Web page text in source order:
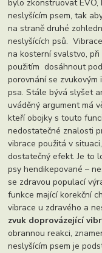
bylo zkonstruovat
neslyšícím psem, tak
na straně druhé
neslyšících psů.
na kosterní svalstvo, při
použitím dosáhnout
porovnání se zvukovým
psa. Stále bývá slyšet
uváděný argument má
kteří obojky s touto
nedostatečné znalosti
vibrace použitá v
dostatečný efekt. Je to
psy hendikepované –
se zdravou populací
funkce mající korekční
vibrace u zdravého a
zvuk doprovázející
obrannou reakci,
neslyšícím psem je